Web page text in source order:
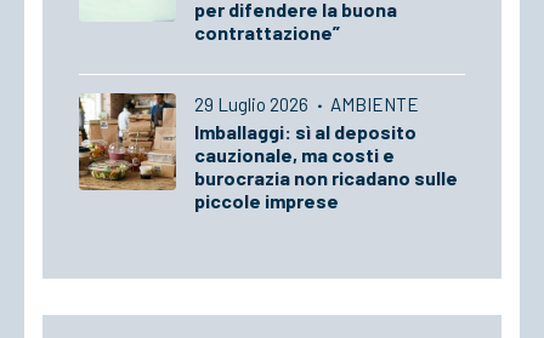
per difendere la buona
contrattazione”
29 Luglio 2026 · AMBIENTE
Imballaggi: sì al deposito
cauzionale, ma costi e
burocrazia non ricadano sulle
piccole imprese